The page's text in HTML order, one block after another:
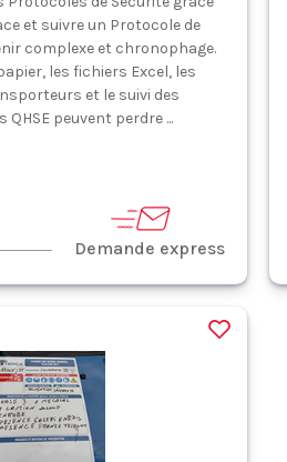
et suivre un Protocole de
complexe et chronophage.
les fichiers Excel, les
et le suivi des
peuvent perdre ...
Demande express